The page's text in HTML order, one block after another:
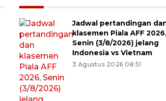
Jadwal pertandingan
klasemen Piala AFF
Senin (3/8/2026) jelang
Indonesia vs Vietnam
3 Agustus 2026 08:51